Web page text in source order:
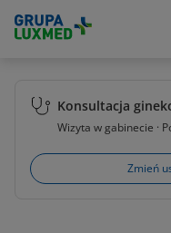
Konsultacja
Wizyta w gabinecie ·
Zmień